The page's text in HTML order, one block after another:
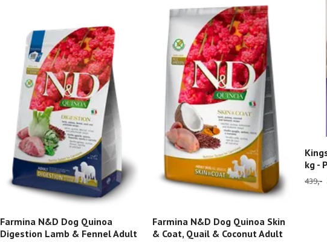
Farmina N&D Dog Quinoa
Digestion Lamb & Fennel Adult
Farmina N&D Dog Quinoa Skin
& Coat, Quail & Coconut Adult
kg -
439,-